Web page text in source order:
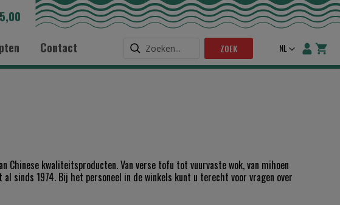
Contact ZOEK Taal
NL
kwaliteitsproducten. Van verse tofu tot vuurvaste wok, van mihoen
sinds 1974. Bij het personeel in de winkels kunt u terecht voor vragen over